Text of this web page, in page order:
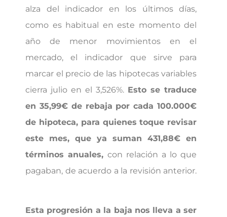
alza del indicador en los últimos días,
como es habitual en este momento del
año de menor movimientos en el
mercado, el indicador que sirve para
marcar el precio de las hipotecas variables
cierra julio en el 3,526%. Esto se traduce
en 35,99€ de rebaja por cada 100.000€
de hipoteca, para quienes toque revisar
este mes, que ya suman 431,88€ en
términos anuales,con relación a lo que
pagaban, de acuerdo a la revisión anterior.
Esta progresión a la baja nos lleva a ser